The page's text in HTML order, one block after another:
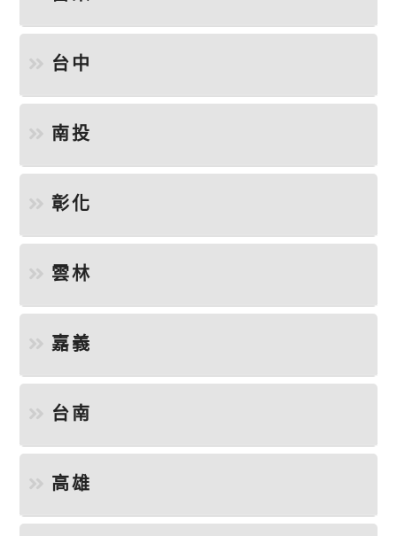
台中
南投
彰化
雲林
嘉義
台南
高雄